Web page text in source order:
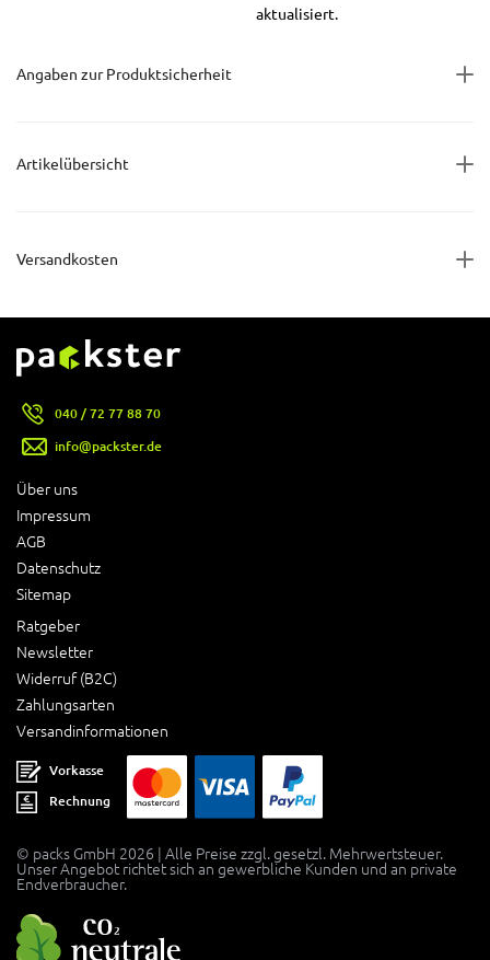
aktualisiert.
Angaben zur Produktsicherheit
Artikelübersicht
Versandkosten
Über uns
Impressum
AGB
Datenschutz
Sitemap
Ratgeber
Newsletter
Widerruf (B2C)
Zahlungsarten
Versandinformationen
040 / 72 77 88 70
info@packster.de
Vorkasse
Rechnung
© packs GmbH 2026 | Alle Preise zzgl. gesetzl. Mehrwertsteuer.
Unser Angebot richtet sich an gewerbliche Kunden und an private
Endverbraucher.